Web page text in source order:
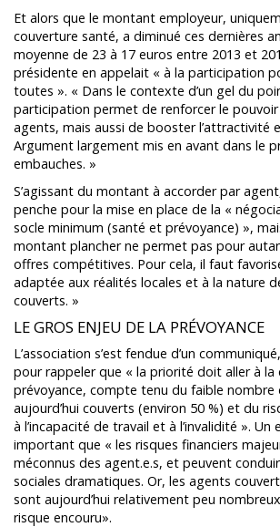
Et alors que le montant employeur,
couverture santé, a diminué ces dernières
moyenne de 23 à 17 euros entre 2013 et
présidente en appelait « à la participation
toutes ». « Dans le contexte d’un gel du
participation permet de renforcer le pouvoir
agents, mais aussi de booster l’attractivité
Argument largement mis en avant dans le
embauches. »
S’agissant du montant à accorder par agent,
penche pour la mise en place de la «
socle minimum (santé et prévoyance) »,
montant plancher ne permet pas pour
offres compétitives. Pour cela, il faut
adaptée aux réalités locales et à la nature
couverts. »
LE GROS ENJEU DE LA PRÉVOYANCE
L’association s’est fendue d’un
pour rappeler que « la priorité doit aller à la
prévoyance, compte tenu du faible nombre
aujourd’hui couverts (environ 50 %) et du
à l’incapacité de travail et à l’invalidité ». Un
important que « les risques financiers
méconnus des agent.e.s, et peuvent
sociales dramatiques. Or, les agents
sont aujourd’hui relativement peu
risque encouru».